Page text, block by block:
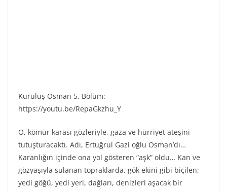
Kuruluş Osman 5. Bölüm:
https://youtu.be/RepaGkzhu_Y
O, kömür karası gözleriyle, gaza ve hürriyet ateşini
tutuşturacaktı. Adı, Ertuğrul Gazi oğlu Osman’dı…
Karanlığın içinde ona yol gösteren “aşk” oldu… Kan ve
gözyaşıyla sulanan topraklarda, gök ekini gibi biçilen;
yedi göğü, yedi yeri, dağları, denizleri aşacak bir